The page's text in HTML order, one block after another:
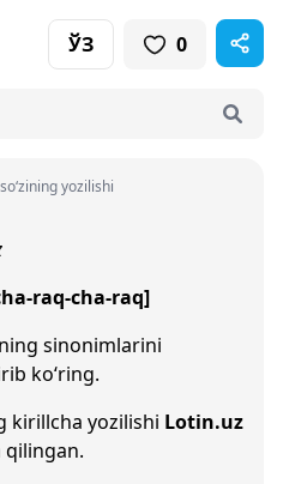
ЎЗ 0
so‘zining yozilishi
raq-cha-raq]
sinonimlarini
ko‘ring.
kirillcha yozilishi Lotin.uz